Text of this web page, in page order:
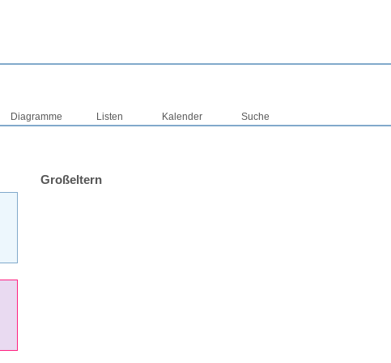
Diagramme Listen Kalender Suche
Großeltern